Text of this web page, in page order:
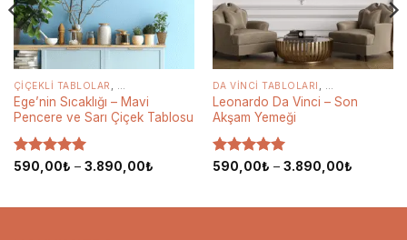
ÇIÇEKLI TABLOLAR KANVAS TABLOLAR,YATAK ODASI
Ege’nin Sıcaklığı – Mavi
Pencere ve Sarı Çiçek Tablosu
5 üzerinden
590,00₺ – 3.890,00₺Fiyat
DA VINCI TABLOLARI
Leonardo Da Vinci – Son
Akşam Yemeği
5 üzerinden
590,00₺ – 3.890,00₺Fiyat
,YATAK ODASI TABLOLARI
KANVAS TABLOLAR,OFIS TABLOLARI YATAK ODASI TABLOLARI